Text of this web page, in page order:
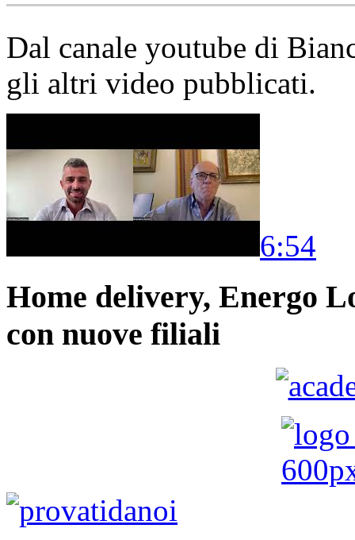
Dal canale youtube di
gli altri video pubblicati.
6:54
Home delivery, Energo
con nuove filiali